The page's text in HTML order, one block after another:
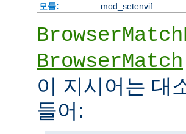
모듈:
mod_setenvif
BrowserMatch
이 지시어는 대
들어: